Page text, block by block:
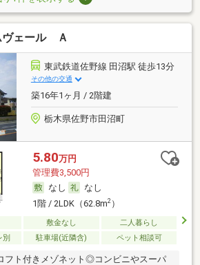
ヴェール Ａ
東武鉄道佐野線 田沼駅 徒歩13分
その他の交通
築16年1ヶ月 / 2階建
栃木県佐野市田沼町
5.80万円
管理費3,500円
なし
なし
1階 / 2LDK（62.8m2）
敷金なし
二人暮らし
別
駐車場(近隣含) ペット相談可
フト付きメゾネット◎コンビニやスーパ